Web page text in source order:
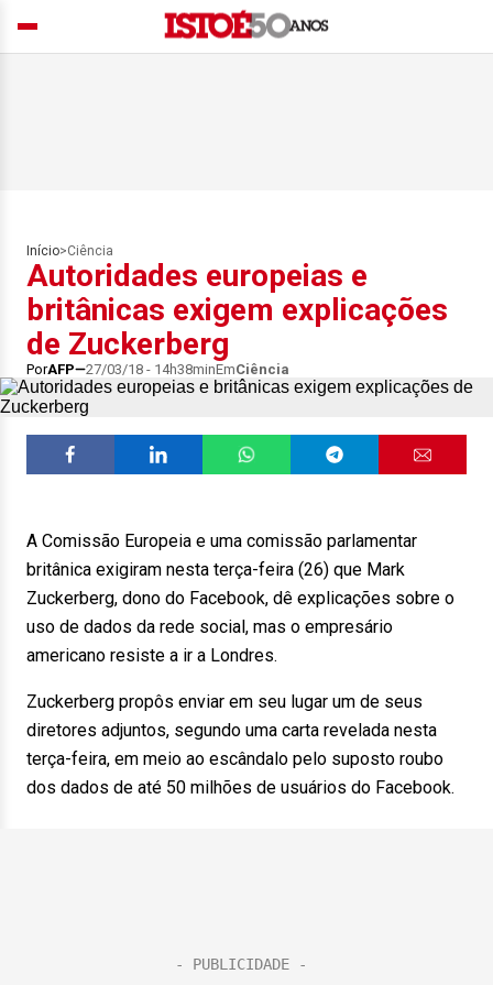
Início>Ciência
Autoridades europeias e
britânicas exigem explicações
de Zuckerberg
PorAFP 27/03/18 - 14h38minEmCiência
A Comissão Europeia e uma comissão parlamentar
britânica exigiram nesta terça-feira (26) que Mark
Zuckerberg, dono do Facebook, dê explicações sobre o
uso de dados da rede social, mas o empresário
americano resiste a ir a Londres.
Zuckerberg propôs enviar em seu lugar um de seus
diretores adjuntos, segundo uma carta revelada nesta
terça-feira, em meio ao escândalo pelo suposto roubo
dos dados de até 50 milhões de usuários do Facebook.